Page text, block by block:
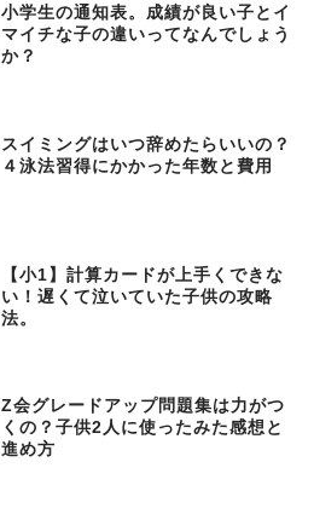
小学生の通知表。成績が良い子とイ
マイチな子の違いってなんでしょう
か？
スイミングはいつ辞めたらいいの？
４泳法習得にかかった年数と費用
【小1】計算カードが上手くできな
い！遅くて泣いていた子供の攻略
法。
Z会グレードアップ問題集は力がつ
くの？子供2人に使ったみた感想と
進め方